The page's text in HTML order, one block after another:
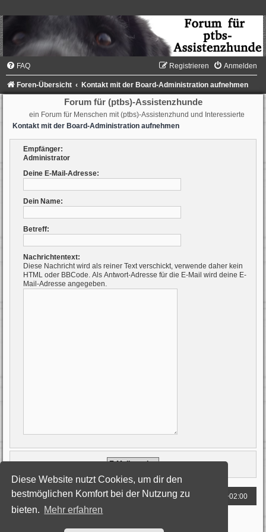
Diese Website nutzt Cookies, um dir den
bestmöglichen Komfort bei der Nutzung zu
bieten. Mehr erfahren
FAQ Anmelden
Registrieren
Foren-Übersicht Kontakt mit der Board-Administration aufnehmen
Forum für (ptbs)-Assistenzhunde
ein Forum für Menschen mit (ptbs)-Assistenzhund und Interessierte
Kontakt mit der Board-Administration aufnehmen
Empfänger:
Administrator
Deine E-Mail-Adresse:
Dein Name:
Betreff:
Nachrichtentext:
Diese Nachricht wird als reiner Text verschickt, verwende daher kein
HTML oder BBCode. Als Antwort-Adresse für die E-Mail wird deine E-
Mail-Adresse angegeben.
Foren-Übersicht Alle Zeiten sind UTC+02:00
Deutsche Übersetzung durchphpBB.de